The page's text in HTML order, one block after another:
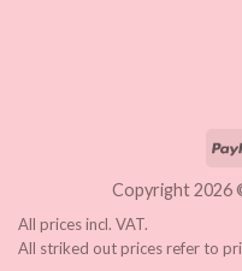
Copyright 2026
All prices incl. VAT.
All striked out prices refer to